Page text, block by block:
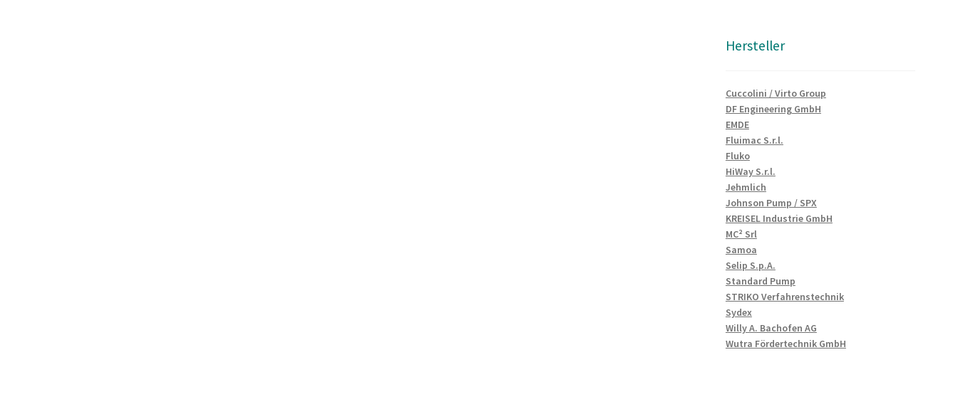
Hersteller
Cuccolini / Virto Group
DF Engineering GmbH
EMDE
Fluimac S.r.l.
Fluko
HiWay S.r.l.
Jehmlich
Johnson Pump / SPX
KREISEL Industrie GmbH
MC² Srl
Samoa
Selip S.p.A.
Standard Pump
STRIKO Verfahrenstechnik
Sydex
Willy A. Bachofen AG
Wutra Fördertechnik GmbH